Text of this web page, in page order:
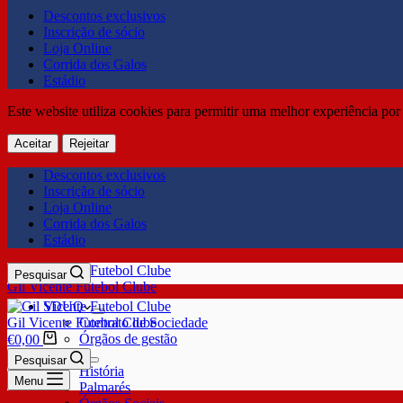
Descontos exclusivos
Inscrição de sócio
Loja Online
Corrida dos Galos
Estádio
Este website utiliza cookies para permitir uma melhor experiência
Aceitar Rejeitar
Descontos exclusivos
Inscrição de sócio
Loja Online
Corrida dos Galos
Estádio
Gil Vicente Futebol Clube
Pesquisar
SDUQ
Contrato de Sociedade
Órgãos de gestão
Clube
História
Palmarés
Gil Vicente Futebol Clube
€0,00
Pesquisar
Menu